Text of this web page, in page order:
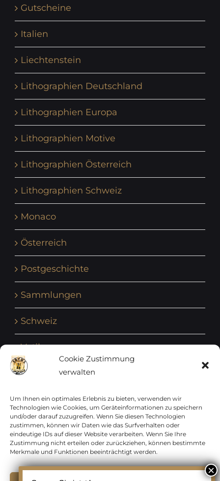
Cookie Zustimmung
verwalten
Um Ihnen ein optimales Erlebnis zu bieten, verwenden wir
Technologien wie Cookies, um Geräteinformationen zu speichern
und/oder darauf zuzugreifen. Wenn Sie diesen Technologien
zustimmen, können wir Daten wie das Surfverhalten oder
eindeutige IDs auf dieser Website verarbeiten. Wenn Sie Ihre
Zustimmung nicht erteilen oder zurückziehen, können bestimmte
Merkmale und Funktionen beeinträchtigt werden.
Gutscheine
Italien
Liechtenstein
Lithographien Deutschland
Lithographien Europa
Lithographien Motive
Lithographien Österreich
Lithographien Schweiz
Monaco
Österreich
Postgeschichte
Sammlungen
Schweiz
Vatikan
Vereinte Nationen
Vorphilatelie
Zensurbelege Österreich
Zensurbelege Schweiz